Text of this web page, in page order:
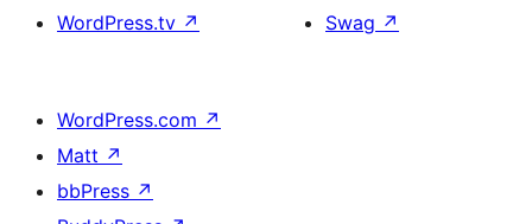
WordPress.tv ↗
Swag ↗
WordPress.com ↗
Matt ↗
bbPress ↗